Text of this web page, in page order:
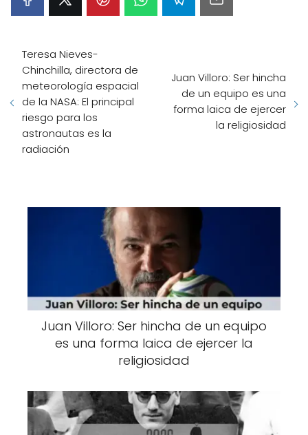
Teresa Nieves-
Chinchilla, directora de
meteorología espacial
de la NASA: El principal
riesgo para los
astronautas es la
radiación
Juan Villoro: Ser hincha
de un equipo es una
forma laica de ejercer
la religiosidad
Juan Villoro: Ser hincha de un equipo
es una forma laica de ejercer la
religiosidad